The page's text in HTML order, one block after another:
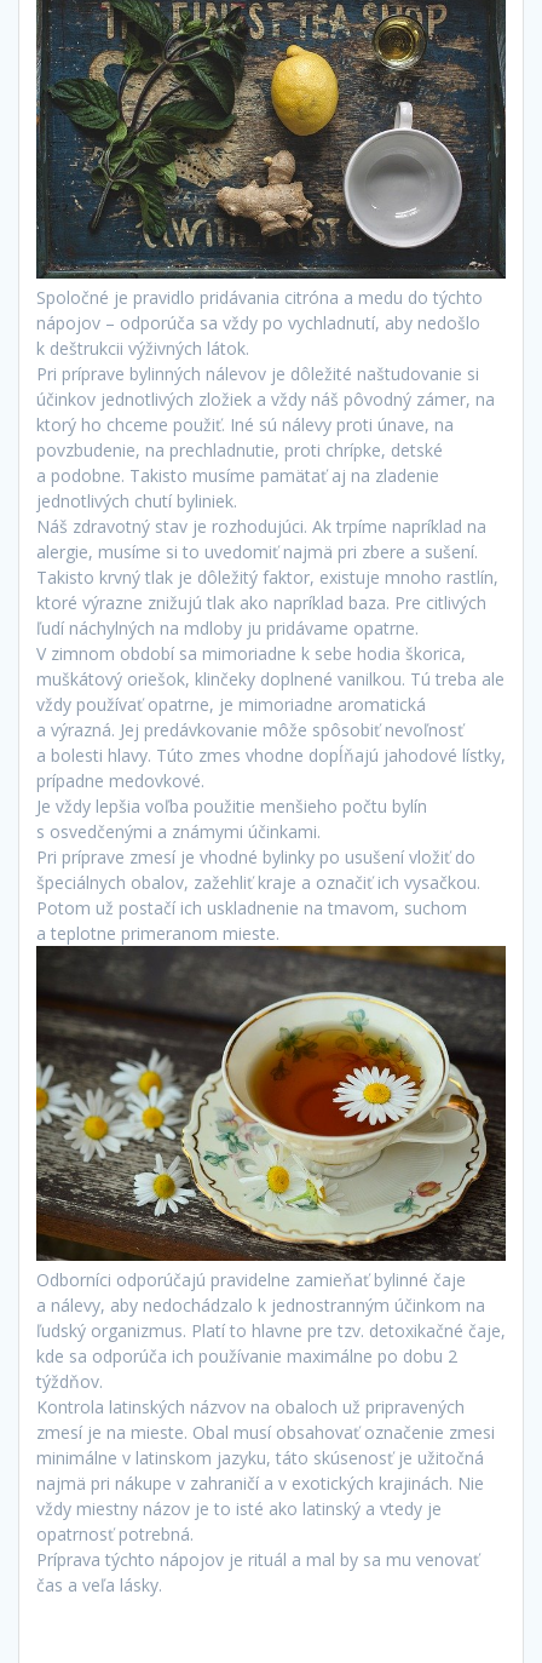
Spoločné je pravidlo pridávania citróna a medu do týchto
nápojov – odporúča sa vždy po vychladnutí, aby nedošlo
k deštrukcii výživných látok.
Pri príprave bylinných nálevov je dôležité naštudovanie si
účinkov jednotlivých zložiek a vždy náš pôvodný zámer, na
ktorý ho chceme použiť. Iné sú nálevy proti únave, na
povzbudenie, na prechladnutie, proti chrípke, detské
a podobne. Takisto musíme pamätať aj na zladenie
jednotlivých chutí byliniek.
Náš zdravotný stav je rozhodujúci. Ak trpíme napríklad na
alergie, musíme si to uvedomiť najmä pri zbere a sušení.
Takisto krvný tlak je dôležitý faktor, existuje mnoho rastlín,
ktoré výrazne znižujú tlak ako napríklad baza. Pre citlivých
ľudí náchylných na mdloby ju pridávame opatrne.
V zimnom období sa mimoriadne k sebe hodia škorica,
muškátový oriešok, klinčeky doplnené vanilkou. Tú treba ale
vždy používať opatrne, je mimoriadne aromatická
a výrazná. Jej predávkovanie môže spôsobiť nevoľnosť
a bolesti hlavy. Túto zmes vhodne dopĺňajú jahodové lístky,
prípadne medovkové.
Je vždy lepšia voľba použitie menšieho počtu bylín
s osvedčenými a známymi účinkami.
Pri príprave zmesí je vhodné bylinky po usušení vložiť do
špeciálnych obalov, zažehliť kraje a označiť ich vysačkou.
Potom už postačí ich uskladnenie na tmavom, suchom
a teplotne primeranom mieste.
Odborníci odporúčajú pravidelne zamieňať bylinné čaje
a nálevy, aby nedochádzalo k jednostranným účinkom na
ľudský organizmus. Platí to hlavne pre tzv. detoxikačné čaje,
kde sa odporúča ich používanie maximálne po dobu 2
týždňov.
Kontrola latinských názvov na obaloch už pripravených
zmesí je na mieste. Obal musí obsahovať označenie zmesi
minimálne v latinskom jazyku, táto skúsenosť je užitočná
najmä pri nákupe v zahraničí a v exotických krajinách. Nie
vždy miestny názov je to isté ako latinský a vtedy je
opatrnosť potrebná.
Príprava týchto nápojov je rituál a mal by sa mu venovať
čas a veľa lásky.